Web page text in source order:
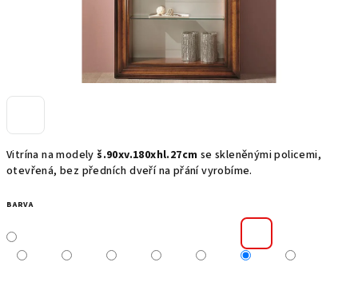
Vitrína na modelyš.90xv.180xhl.27cm se skleněnými policemi,
otevřená, bez předních dveří na přání vyrobíme.
BARVA